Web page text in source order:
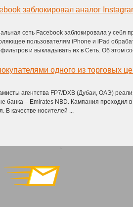
заблокировал аналог
сеть Facebook заблокировала у себя
пользователям iPhone и iPad
и выкладывать их в Сеть. Об этом
одного из торговых
агентства FP7/DXB (Дубаи, ОАЭ)
банка – Emirates NBD. Кампания проходил
В качестве носителей ...
`